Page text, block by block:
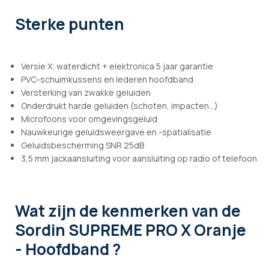
Sterke punten
Versie X: waterdicht + elektronica 5 jaar garantie
PVC-schuimkussens en lederen hoofdband
Versterking van zwakke geluiden
Onderdrukt harde geluiden (schoten, impacten...)
Microfoons voor omgevingsgeluid
Nauwkeurige geluidsweergave en -spatialisatie
Geluidsbescherming SNR 25dB
3,5 mm jackaansluiting voor aansluiting op radio of telefoon
Wat zijn de kenmerkenvan de
Sordin SUPREME PRO X Oranje
- Hoofdband ?